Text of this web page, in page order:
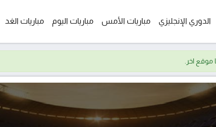
الدوري الإنجليزي مباريات الأمس مباريات اليوم مباريات الغد